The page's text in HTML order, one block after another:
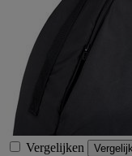
Vergelijken